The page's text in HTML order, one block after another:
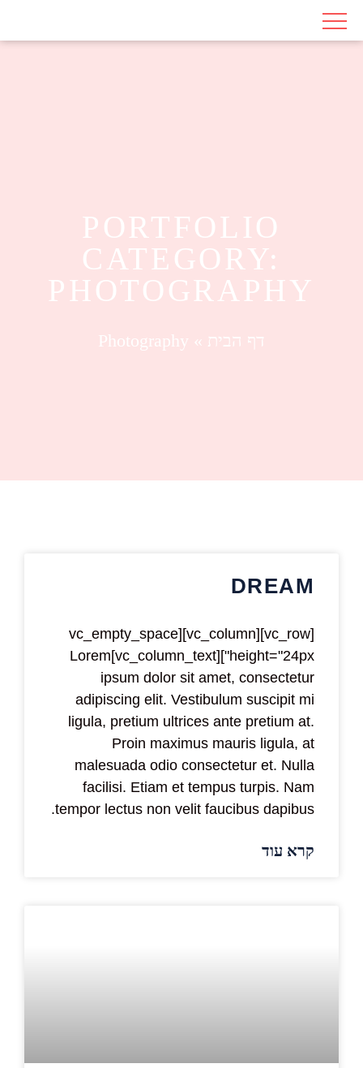
PORTFOLIO
CATEGORY:
PHOTOGRAPHY
דף הבית »
Photography
DREAM
[vc_row][vc_column][vc_empty_space
height="24px"][vc_column_text]Lorem
ipsum dolor sit amet, consectetur
adipiscing elit. Vestibulum suscipit mi
ligula, pretium ultrices ante pretium at.
Proin maximus mauris ligula, at
malesuada odio consectetur et. Nulla
facilisi. Etiam et tempus turpis. Nam
tempor lectus non velit faucibus dapibus.
קרא עוד